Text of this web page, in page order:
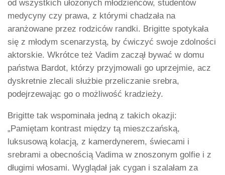
od wszystkich ułożonych młodzieńców, studentów
medycyny czy prawa, z którymi chadzała na
aranżowane przez rodziców randki. Brigitte spotykała
się z młodym scenarzystą, by ćwiczyć swoje zdolności
aktorskie. Wkrótce też Vadim zaczął bywać w domu
państwa Bardot, którzy przyjmowali go uprzejmie, acz
dyskretnie zlecali służbie przeliczanie srebra,
podejrzewając go o możliwość kradzieży.
Brigitte tak wspominała jedną z takich okazji:
„Pamiętam kontrast między tą mieszczańską,
luksusową kolacją, z kamerdynerem, świecami i
srebrami a obecnością Vadima w znoszonym golfie i z
długimi włosami. Wyglądał jak cygan i szalałam za